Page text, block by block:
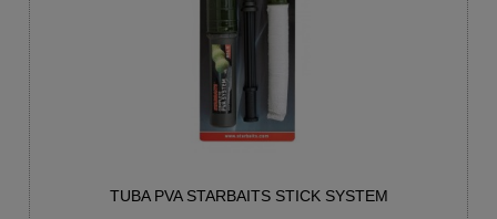
TUBA PVA STARBAITS STICK SYSTEM